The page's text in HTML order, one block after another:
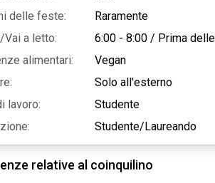
delle feste:
Raramente
a letto:
6:00 - 8:00 / Prima
alimentari:
Vegan
Solo all'esterno
lavoro:
Studente
Studente/Laureando
relative al coinquilino